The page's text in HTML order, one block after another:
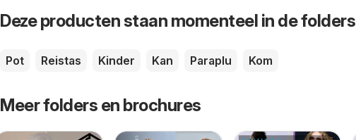
Deze producten staan momenteel in de folders
Pot Reistas Kinder Kan Paraplu Kom
Meer folders en brochures